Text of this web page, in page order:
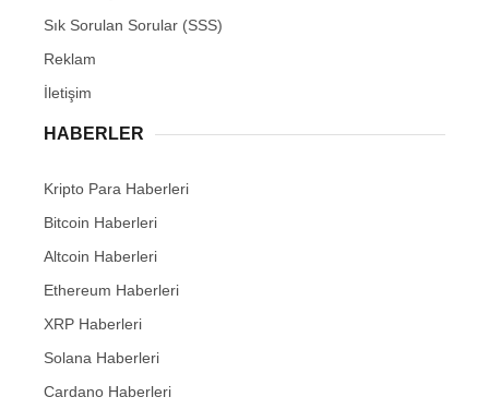
Sık Sorulan Sorular (SSS)
Reklam
İletişim
HABERLER
Kripto Para Haberleri
Bitcoin Haberleri
Altcoin Haberleri
Ethereum Haberleri
XRP Haberleri
Solana Haberleri
Cardano Haberleri